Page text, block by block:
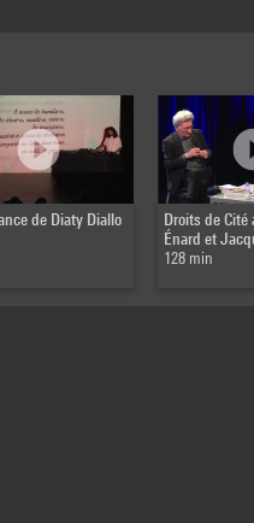
de Diaty Diallo
Droits de
Énard et
128 min